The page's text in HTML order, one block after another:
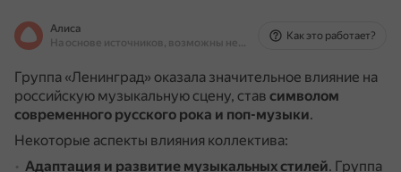
Алиса
На основе источников, возможны неточности
Как это работает?
Группа «Ленинград» оказала значительное влияние на
российскую музыкальную сцену, став символом
современного русского рока и поп-музыки.
Некоторые аспекты влияния коллектива:
Адаптация и развитие музыкальных стилей. Группа